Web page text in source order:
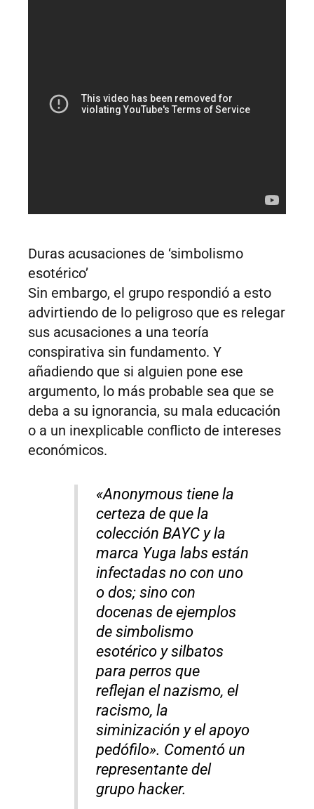
Duras acusaciones de ‘simbolismo
esotérico’
Sin embargo, el grupo respondió a esto
advirtiendo de lo peligroso que es relegar
sus acusaciones a una teoría
conspirativa sin fundamento. Y
añadiendo que si alguien pone ese
argumento, lo más probable sea que se
deba a su ignorancia, su mala educación
o a un inexplicable conflicto de intereses
económicos.
«Anonymous tiene la
certeza de que la
colección BAYC y la
marca Yuga labs están
infectadas no con uno
o dos; sino con
docenas de ejemplos
de simbolismo
esotérico y silbatos
para perros que
reflejan el nazismo, el
racismo, la
siminización y el apoyo
pedófilo». Comentó un
representante del
grupo hacker.